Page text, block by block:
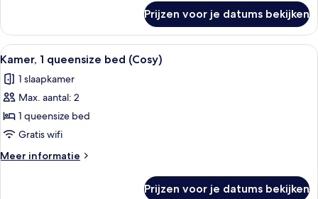
suite,
meerdere
bedden
Prijzen voor je datums bekijken
Alle
foto's
voor
Kamer,
1
queensize
bed
(Cosy)
Een hotelkamer met een groot bed,
11
Kamer, 1 queensize bed (Cosy)
1 slaapkamer
Max. aantal: 2
1 queensize bed
Gratis wifi
Meer informatie
Meer
Prijzen voor je datums bekijken